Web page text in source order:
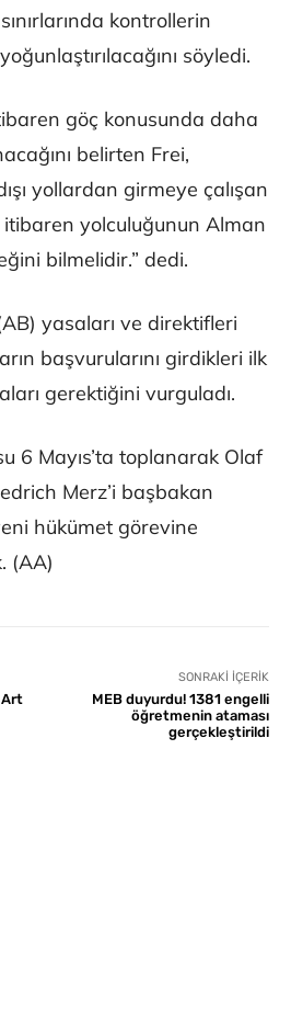
kontrollerin
söyledi.
göç konusunda daha
belirten Frei,
yollardan girmeye çalışan
itibaren yolculuğunun Alman
bilmelidir.” dedi.
yasaları ve direktifleri
başvurularını girdikleri ilk
gerektiğini vurguladı.
6 Mayıs’ta toplanarak Olaf
Merz’i başbakan
hükümet görevine
(AA)
Art
SONRAKI İÇERIK
MEB duyurdu! 1381 engelli
öğretmenin ataması
gerçekleştirildi